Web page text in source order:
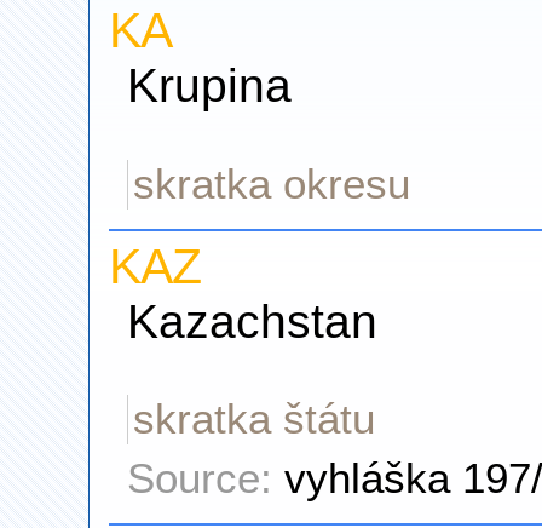
KA
Krupina
skratka okresu
KAZ
Kazachstan
skratka štátu
Source: vyhláška